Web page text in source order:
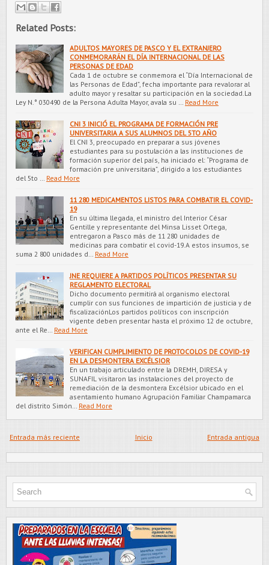
Related Posts:
ADULTOS MAYORES DE PASCO Y EL EXTRANJERO
CONMEMORARÁN EL DÍA INTERNACIONAL DE LAS
PERSONAS DE EDAD
Cada 1 de octubre se conmemora el “Día Internacional de
las Personas de Edad”, fecha importante para revalorar al
adulto mayor y resaltar su participación en la sociedad.La
Ley N.° 030490 de la Persona Adulta Mayor, avala su …
Read More
CNI 3 INICIÓ EL PROGRAMA DE FORMACIÓN PRE
UNIVERSITARIA A SUS ALUMNOS DEL 5TO AÑO
El CNI 3, preocupado en preparar a sus jóvenes
estudiantes para su postulación a las instituciones de
formación superior del país, ha iniciado el: “Programa de
formación pre universitaria”, dirigido a los estudiantes
del 5to …
Read More
11 280 MEDICAMENTOS LISTOS PARA COMBATIR EL COVID-
19
En su última llegada, el ministro del Interior César
Gentille y representante del Minsa Lisset Ortega,
entregaron a Pasco más de 11 280 unidades de
medicinas para combatir el covid-19.A estos insumos, se
suma 2 800 unidades d…
Read More
JNE REQUIERE A PARTIDOS POLÍTICOS PRESENTAR SU
REGLAMENTO ELECTORAL
Dicho documento permitirá al organismo electoral
cumplir con sus funciones de impartición de justicia y de
fiscalizaciónLos partidos políticos con inscripción
vigente deben presentar hasta el próximo 12 de octubre,
ante el Re…
Read More
VERIFICAN CUMPLIMIENTO DE PROTOCOLOS DE COVID-19
EN LA DESMONTERA EXCÉLSIOR
En un trabajo articulado entre la DREMH, DIRESA y
SUNAFIL visitaron las instalaciones del proyecto de
remediación de la desmontera Excélsior ubicado en el
asentamiento humano Agrupación Familiar Champamarca
del distrito Simón…
Read More
Entrada más reciente Entrada antigua
Inicio